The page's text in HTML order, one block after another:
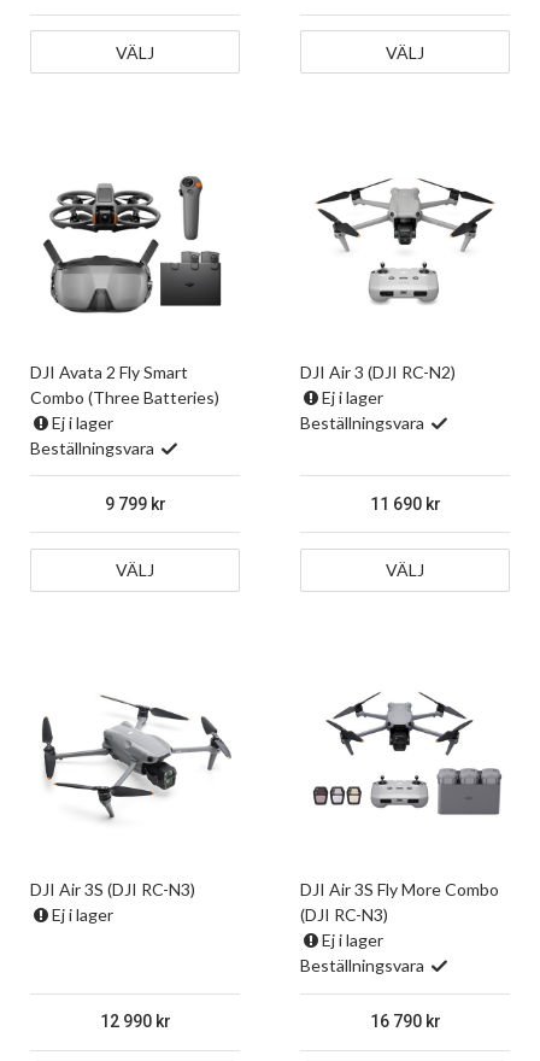
VÄLJ VÄLJ
DJI Avata 2 Fly Smart
Combo (Three Batteries)
Ej i lager
Beställningsvara
9 799
VÄLJ
DJI Air 3 (DJI RC-N2)
Ej i lager
Beställningsvara
11 690
VÄLJ
DJI Air 3S (DJI RC-N3)
Ej i lager
12 990
DJI Air 3S Fly More Combo
(DJI RC-N3)
Ej i lager
Beställningsvara
16 790